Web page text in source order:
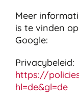
Meer
is te vinden
Google:
Privacybeleid:
https://
hl=de&gl=de